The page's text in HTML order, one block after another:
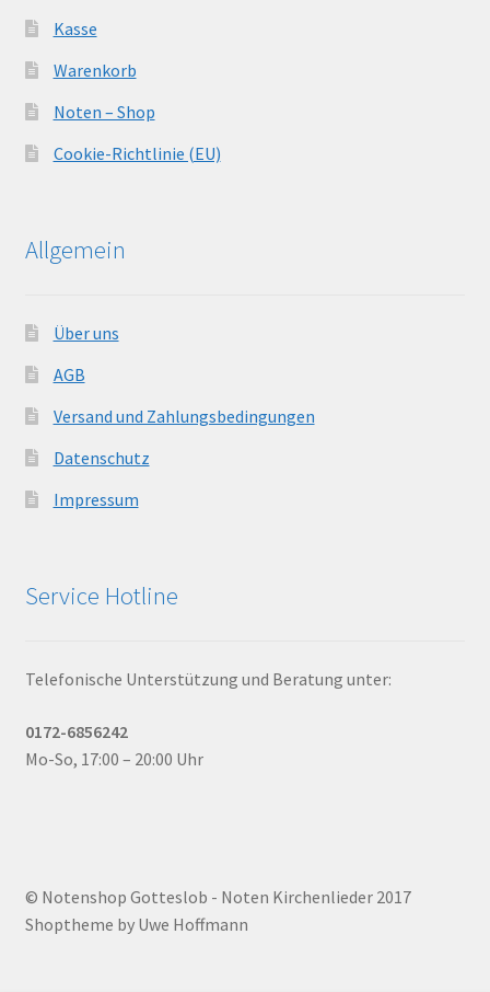
Kasse
Warenkorb
Noten – Shop
Cookie-Richtlinie (EU)
Allgemein
Über uns
AGB
Versand und Zahlungsbedingungen
Datenschutz
Impressum
Service Hotline
Telefonische Unterstützung und Beratung unter:
0172-6856242
Mo-So, 17:00 – 20:00 Uhr
© Notenshop Gotteslob - Noten Kirchenlieder 2017
Shoptheme by Uwe Hoffmann